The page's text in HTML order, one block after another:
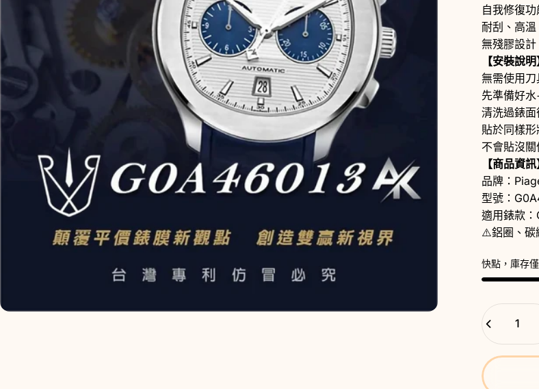
自我修復
耐刮、高溫
無殘膠設計
【安裝說明
無需使用刀
先準備好水
清洗過錶面
貼於同樣
不會貼沒
【商品資訊
品牌：
型號：
適用錶款
⚠️鋁圈、碳
快點，庫存
數量